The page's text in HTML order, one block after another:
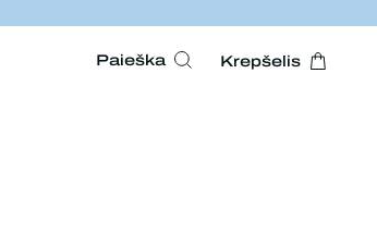
Paieška Krepšelis